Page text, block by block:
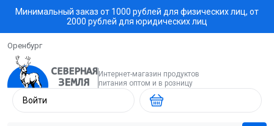
Минимальный заказ от 1000 рублей для физических лиц, от
2000 рублей для юридических лиц
Оренбург
Интернет-магазин продуктов
питания оптом и в розницу
Войти